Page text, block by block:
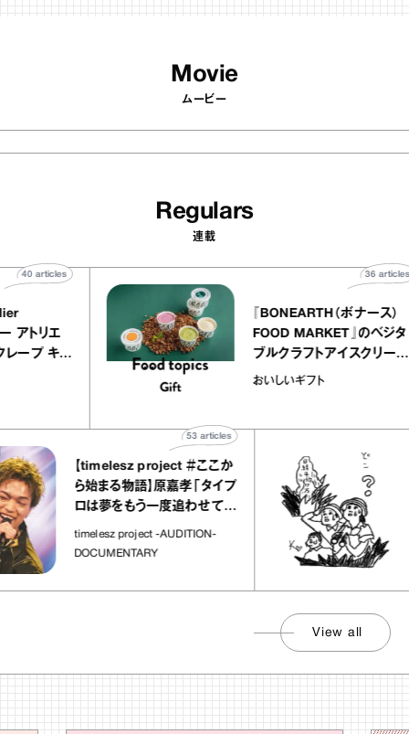
Movie
ムービー
Regulars
連載
atelier
リー アトリエ
ミルクレープ キャ
40articles
『BONEARTH（ボナー
FOOD MARKET』の
ブルクラフトアイスク
｜真野知子の「おいし
おいしいギフト
36
【timelesz project ＃ここか
ら始まる物語】原嘉孝「タイプ
ロは夢をもう一度追わせてく
timelesz project -AUDITION-
DOCUMENTARY
articles
View all